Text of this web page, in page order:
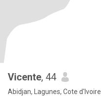
Vicente, 44
Abidjan, Lagunes, Cote d'Ivoire